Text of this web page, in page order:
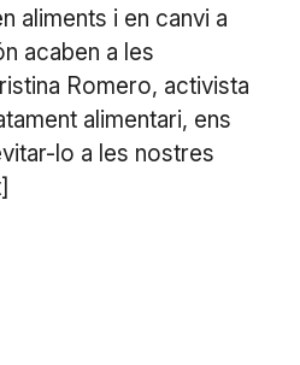
aliments i en canvi a
acaben a les
Romero, activista
alimentari, ens
lo a les nostres